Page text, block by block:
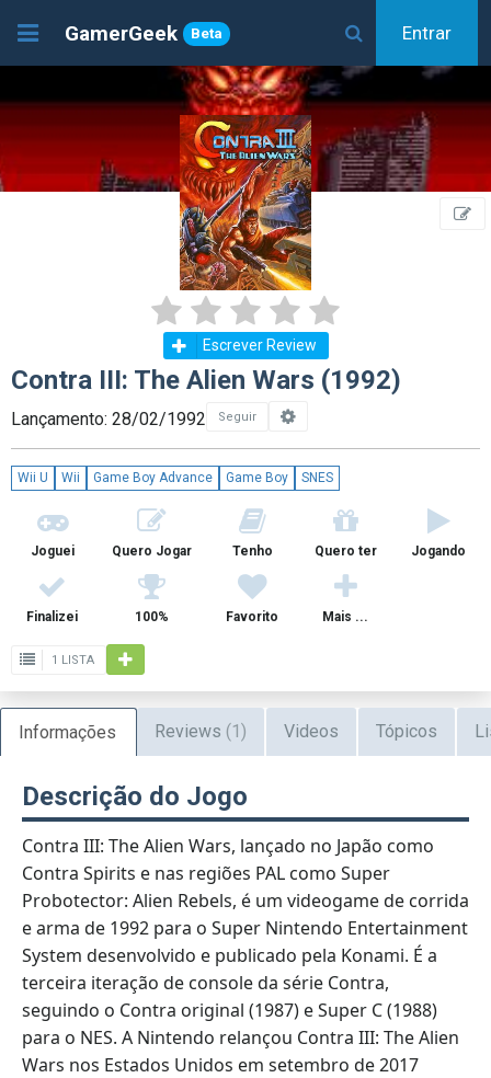
GamerGeek Beta Entrar
Escrever Review
Contra III: The Alien Wars (1992)
Lançamento: 28/02/1992 Seguir
Wii U Wii Game Boy Advance Game Boy SNES
Joguei Quero Jogar Tenho Quero ter Jogando
Finalizei 100% Favorito Mais ...
1 LISTA
Informações Reviews (1) Videos Tópicos
Descrição do Jogo
Contra III: The Alien Wars, lançado no Japão como
Contra Spirits e nas regiões PAL como Super
Probotector: Alien Rebels, é um videogame de corrida
e arma de 1992 para o Super Nintendo Entertainment
System desenvolvido e publicado pela Konami. É a
terceira iteração de console da série Contra,
seguindo o Contra original (1987) e Super C (1988)
para o NES. A Nintendo relançou Contra III: The Alien
Wars nos Estados Unidos em setembro de 2017